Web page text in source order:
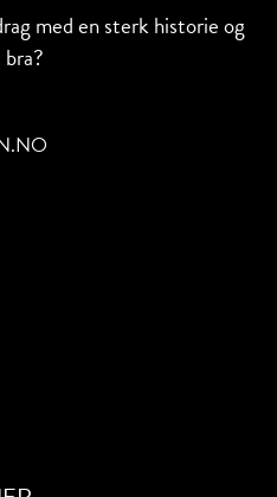
med en sterk historie og